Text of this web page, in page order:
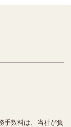
手数料は、当社が負